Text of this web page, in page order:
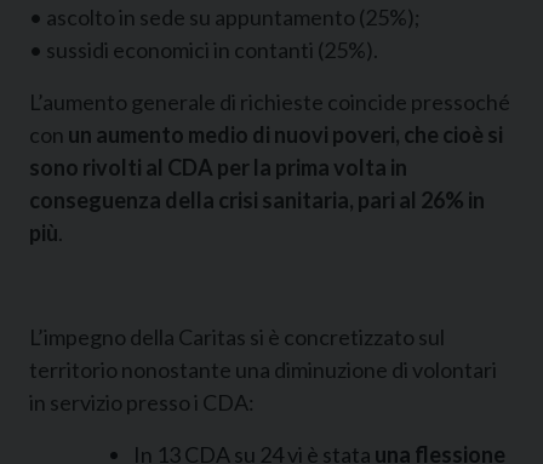
• ascolto in sede su appuntamento (25%);
• sussidi economici in contanti (25%).
L’aumento generale di richieste coincide pressoché
con un aumento medio di nuovi poveri, che cioè si
sono rivolti al CDA per la prima volta in
conseguenza della crisi sanitaria, pari al 26% in
più.
L’impegno della Caritas si è concretizzato sul
territorio nonostante una diminuzione di volontari
in servizio presso i CDA:
In 13 CDA su 24 vi è stata una flessione